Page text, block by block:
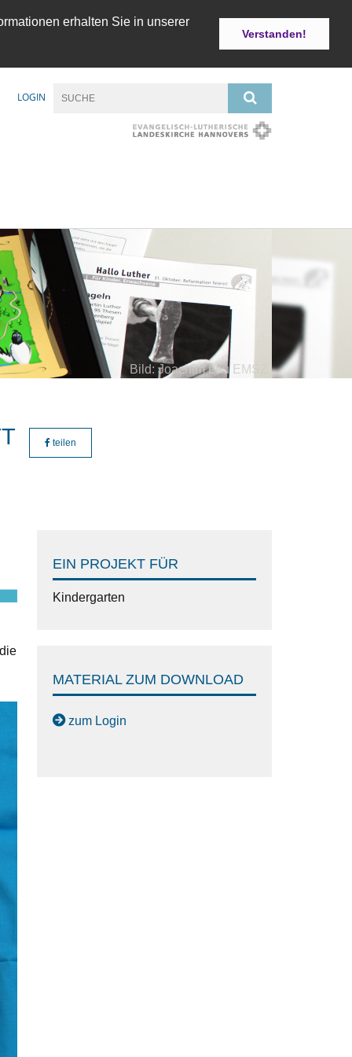
erhalten Sie in unserer
Verstanden!
LOGIN
Bild: Joachim Lau EMSZ
teilen
EIN PROJEKT FÜR
Kindergarten
MATERIAL ZUM DOWNLOAD
zum Login